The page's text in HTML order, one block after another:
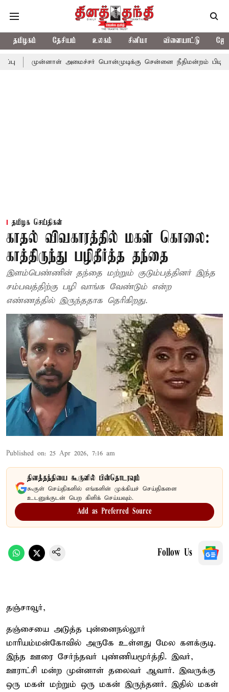
தமிழகம் தேசியம் உலகம் சினிமா விளையாட்டு
அமைச்சர் பொன்முடிக்கு சென்னை நீதிமன்றம் பிடிவாராண்ட்
தமிழக செய்திகள்
காதல் விவகாரத்தில் மகள் கொலை:
காத்திருந்து பழிதீர்த்த தந்தை
இளம்பெண்ணின் தந்தை மற்றும் குடும்பத்தினர் இந்த
சம்பவத்திற்கு பழி வாங்க வேண்டும் என்ற
எண்ணத்தில் இருந்ததாக தெரிகிறது.
Published on: 25 Apr 2026, 7:16 am
தினத்தந்தியை கூகுளில் பின்தொடரவும்
கூகுள் செய்திகளில் எங்களின் முக்கியச் செய்திகளை
உடனுக்குடன் பெற கிளிக் செய்யவும்.
Add as Preferred Source
Follow Us
தஞ்சாவூர்,
தஞ்சையை அடுத்த புன்னைநல்லூர்
மாரியம்மன்கோவில் அருகே உள்ளது மேல களக்குடி.
இந்த ஊரை சேர்ந்தவர் புண்ணியமூர்த்தி. இவர்,
ஊராட்சி மன்ற முன்னாள் தலைவர் ஆவார். இவருக்கு
ஒரு மகள் மற்றும் ஒரு மகன் இருந்தனர். இதில் மகள்